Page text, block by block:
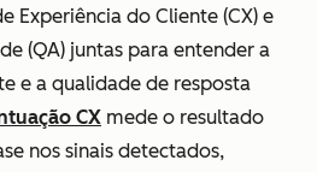
Experiência do Cliente (CX) e
(QA) juntas para entender a
e a qualidade de resposta
CX mede o resultado
nos sinais detectados,